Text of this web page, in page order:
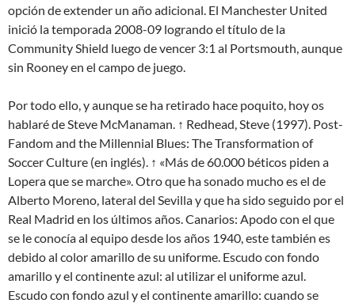
opción de extender un año adicional. El Manchester United
inició la temporada 2008-09 logrando el título de la
Community Shield luego de vencer 3:1 al Portsmouth, aunque
sin Rooney en el campo de juego.
Por todo ello, y aunque se ha retirado hace poquito, hoy os
hablaré de Steve McManaman. ↑ Redhead, Steve (1997). Post-
Fandom and the Millennial Blues: The Transformation of
Soccer Culture (en inglés). ↑ «Más de 60.000 béticos piden a
Lopera que se marche». Otro que ha sonado mucho es el de
Alberto Moreno, lateral del Sevilla y que ha sido seguido por el
Real Madrid en los últimos años. Canarios: Apodo con el que
se le conocía al equipo desde los años 1940, este también es
debido al color amarillo de su uniforme. Escudo con fondo
amarillo y el continente azul: al utilizar el uniforme azul.
Escudo con fondo azul y el continente amarillo: cuando se